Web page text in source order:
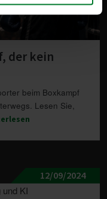
der kein
beim Boxkampf
Lesen Sie,
12/09/2024